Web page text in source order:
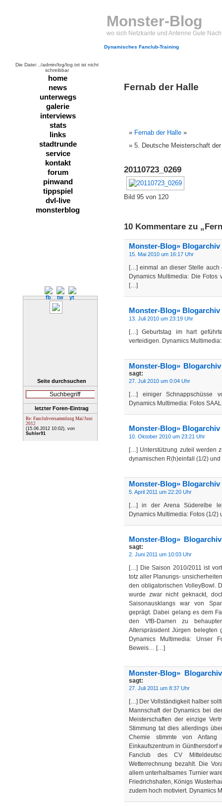
Die Datei ../admin/log/log.txt ist nicht
schreibbar
home
news
unterwegs
galerie
interviews
stats
links
stadtrunde
service
kontakt
forum
pinwand
tippspiel
dvl-live
monsterblog
Seite durchsuchen
letzter Foren-Eintrag
Re: Fanclubversammlung Mai/Juni
2012
(15.06.2012 10:02), von
Suhler91
Monster-Blog
wo sich Netzkante und Antenne Gute
Dynamisches Fanclub-Training
Fernab der Halle
Fernab der Halle »
5. Deutsche Meisterschaft
20110723_0269
Bild 95 von 120
10 Kommentare zu
Monster-Blog» Blogarchiv
15. Mai 2010 um 16:17 Uhr
[…] einmal an dieser Stelle auch
Dynamics Multimedia: Die Fotos
[…]
Monster-Blog»
13. Juli 2010 um 23:19 Uhr
[…] Geburtstag im hart
verteidigen. Dynamics
Monster-Blog»
sagt:
27. Juli 2010 um 0:04 Uhr
[…] einiger Schnappschüsse
Dynamics Multimedia: Fotos
Monster-Blog»
10. Oktober 2010 um 23:21 Uhr
[…] Unterstützung zuteil werden
dynamischen R(h)einfall (1/2)
Monster-Blog»
5. April 2011 um 22:20 Uhr
[…] in der Arena Süderelbe
Dynamics Multimedia: Fotos (1/
Monster-Blog»
sagt:
2. Juni 2011 um 10:03 Uhr
[…] Die Saison 2010/2011 ist
totz aller Planungs-
den obligatorischen VolleyBowl.
wurde zwar nicht geknackt,
Saisonausklangs war von
geprägt. Dabei gelang es dem
den VfB-Damen zu
Alterspräsident Jürgen belegten
Dynamics Multimedia: Unser
Beweis… […]
Monster-Blog»
sagt:
27. Juli 2011 um 8:37 Uhr
[…] Der Vollständigkeit halber
Mannschaft der Dynamics bei
Meisterschaften der einzige
Stimmung tat dies allerdings
Chemie stimmte von
Einkaufszentrum in Günthersdorf
Fanclub des CV
Wetterrechnung bezahlt. Die
allem unterhaltsames Turnier
Friedrichshafen, Königs
zudem hoch motiviert. Dynamics